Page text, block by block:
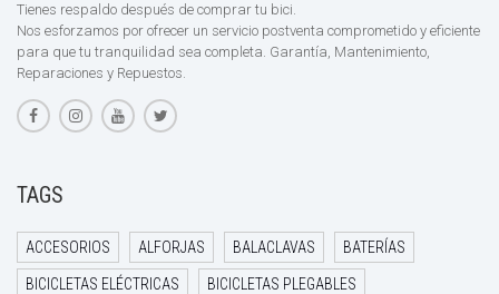
Tienes respaldo después de comprar tu bici.
Nos esforzamos por ofrecer un servicio postventa comprometido y eficiente
para que tu tranquilidad sea completa. Garantía, Mantenimiento,
Reparaciones y Repuestos.
TAGS
ACCESORIOS ALFORJAS BALACLAVAS BATERÍAS
BICICLETAS ELÉCTRICAS BICICLETAS PLEGABLES